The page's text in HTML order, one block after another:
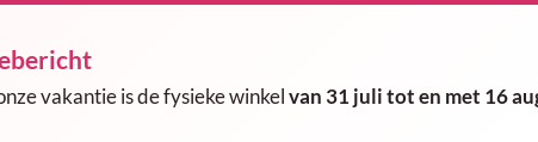
vakantie is de fysieke winkelvan 31 juli tot en met 16